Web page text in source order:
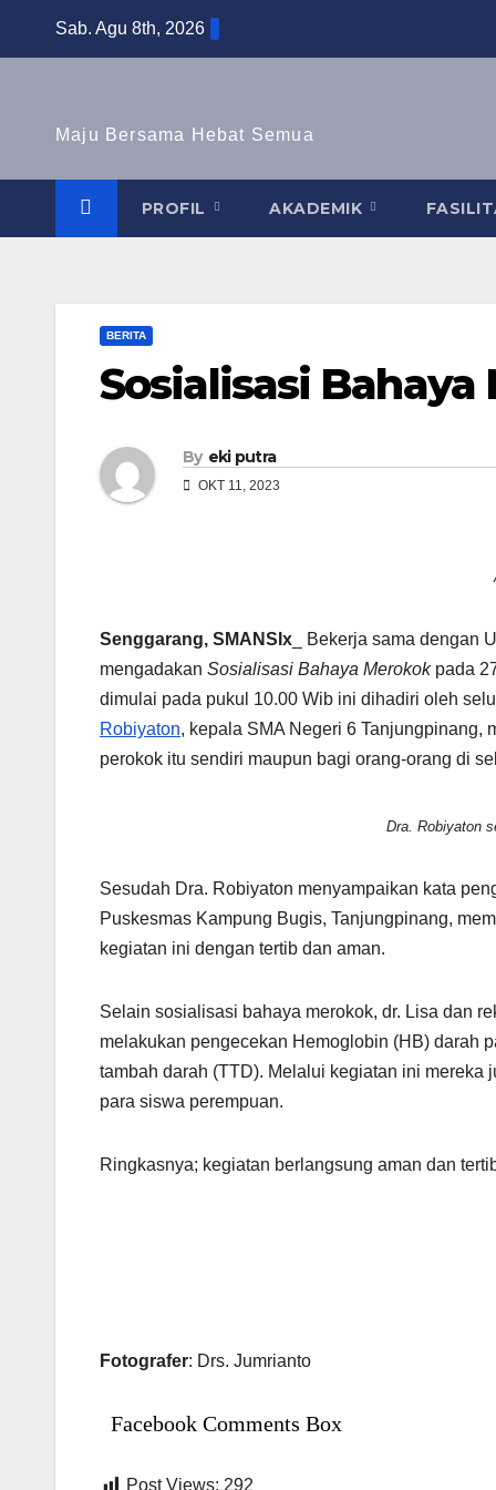
Sab. Agu 8th, 2026
Maju Bersama Hebat Semua
PROFIL AKADEMIK
BERITA
Sosialisasi Bahaya
By eki putra
OKT 11, 2023
Senggarang, SMANSIx _ Bekerja sama dengan
mengadakan Sosialisasi Bahaya Merokokpada
dimulai pada pukul 10.00 Wib ini dihadiri oleh
Robiyaton, kepala SMA Negeri 6 Tanjungpinang,
perokok itu sendiri maupun bagi orang-orang di
Dra. Robiyaton
Sesudah Dra. Robiyaton menyampaikan kata
Puskesmas Kampung Bugis, Tanjungpinang,
kegiatan ini dengan tertib dan aman.
Selain sosialisasi bahaya merokok, dr. Lisa dan
melakukan pengecekan Hemoglobin (HB) darah
tambah darah (TTD). Melalui kegiatan ini mereka
para siswa perempuan.
Ringkasnya; kegiatan berlangsung aman dan
Fotografer: Drs. Jumrianto
Facebook Comments Box
Post Views: 292